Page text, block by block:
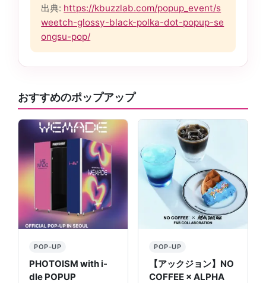
出典: https://kbuzzlab.com/popup_event/s
weetch-glossy-black-polka-dot-popup-se
ongsu-pop/
おすすめのポップアップ
POP-UP
PHOTOISM with i-
dle POPUP
POP-UP
【アックジョン】NO
COFFEE × ALPHA